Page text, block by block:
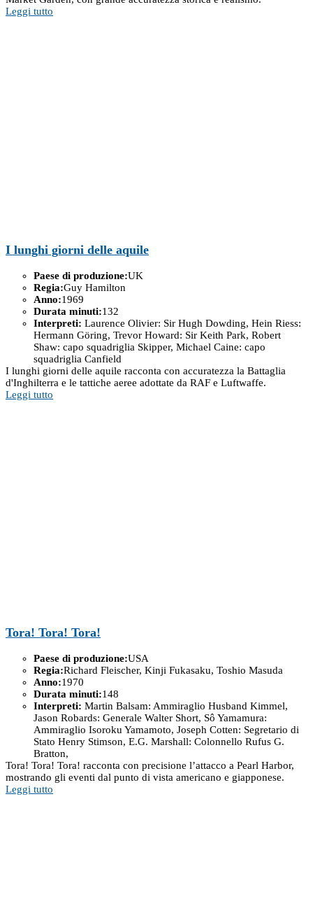
Leggi tutto
I lunghi giorni delle aquile
Paese di produzione:UK
Regia:Guy Hamilton
Anno:1969
Durata minuti:132
Interpreti: Laurence Olivier: Sir Hugh Dowding, Hein Riess:
Hermann Göring, Trevor Howard: Sir Keith Park, Robert
Shaw: capo squadriglia Skipper, Michael Caine: capo
squadriglia Canfield
I lunghi giorni delle aquile racconta con accuratezza la Battaglia
d'Inghilterra e le tattiche aeree adottate da RAF e Luftwaffe.
Leggi tutto
Tora! Tora! Tora!
Paese di produzione:USA
Regia:Richard Fleischer, Kinji Fukasaku, Toshio Masuda
Anno:1970
Durata minuti:148
Interpreti: Martin Balsam: Ammiraglio Husband Kimmel,
Jason Robards: Generale Walter Short, Sô Yamamura:
Ammiraglio Isoroku Yamamoto, Joseph Cotten: Segretario di
Stato Henry Stimson, E.G. Marshall: Colonnello Rufus G.
Bratton,
Tora! Tora! Tora! racconta con precisione l’attacco a Pearl Harbor,
mostrando gli eventi dal punto di vista americano e giapponese.
Leggi tutto